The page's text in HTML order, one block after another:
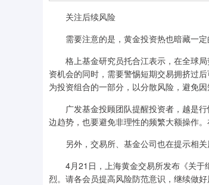
关注后续风险
需要注意的是，黄金投资热也暗藏一定
格上基金研究员托合江表示，在全球局
资机会的同时，需要警惕短期交易拥挤过
为投资组合的一部分，以分散风险，避免因
广发基金投顾团队提醒投资者，越是行
边趋势，也要避免非理性的频繁大额操作
另外，交易所、基金公司也在提示相关
4月21日，上海黄金交易所发布《关于
烈。请各会员提高风险防范意识，继续做